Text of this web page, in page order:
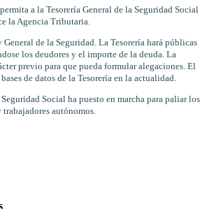
a la Tesorería General de la Seguridad Social
la Agencia Tributaria.
de la Seguridad. La Tesorería hará públicas
los deudores y el importe de la deuda. La
previo para que pueda formular alegaciones. El
de datos de la Tesorería en la actualidad.
Social ha puesto en marcha para paliar los
autónomos.